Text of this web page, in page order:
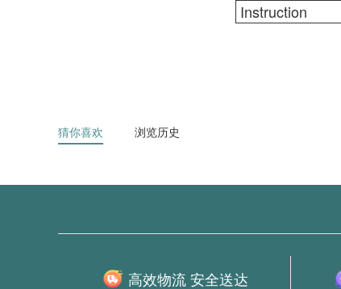
Instruction
猜你喜欢 浏览历史
高效物流 安全送达